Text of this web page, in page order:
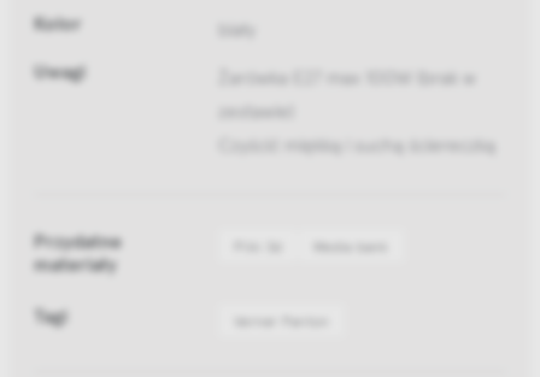
Kolor biały
Uwagi
Żarówka E27 max 100W (brak w
zestawie)
Czyścić miękką i suchą ściereczką
Przydatne
materiały
Media bank
Tagi